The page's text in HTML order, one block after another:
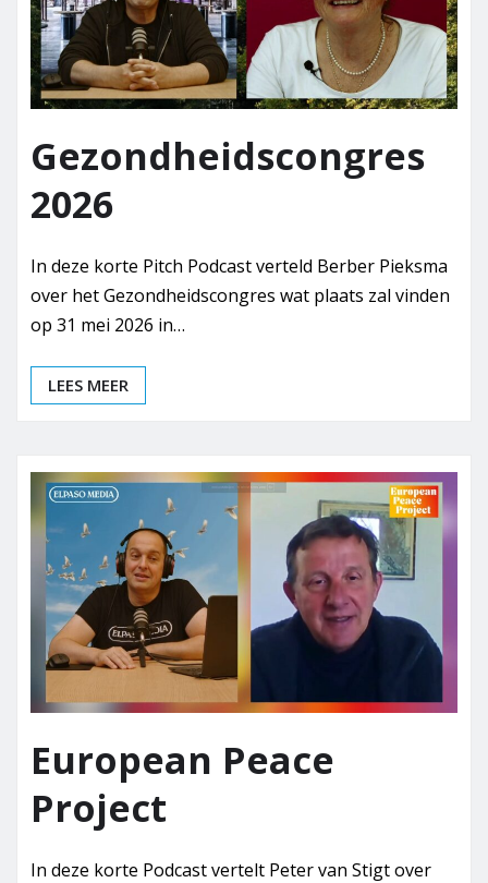
Gezondheidscongres
2026
In deze korte Pitch Podcast verteld Berber Pieksma
over het Gezondheidscongres wat plaats zal vinden
op 31 mei 2026 in…
LEES MEER
European Peace
Project
In deze korte Podcast vertelt Peter van Stigt over